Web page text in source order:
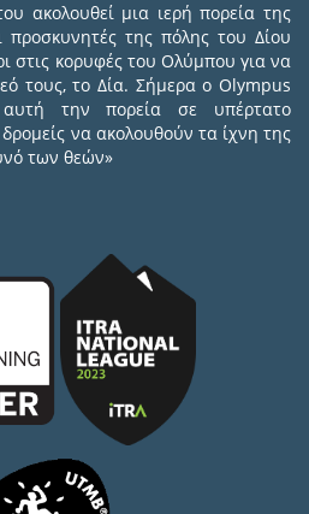
ακολουθεί μια ιερή πορεία της
προσκυνητές της πόλης του Δίου
στις κορυφές του Ολύμπου για να
τους, το Δία. Σήμερα ο Olympus
αυτή την πορεία σε υπέρτατο
να ακολουθούν τα ίχνη της
των θεών»